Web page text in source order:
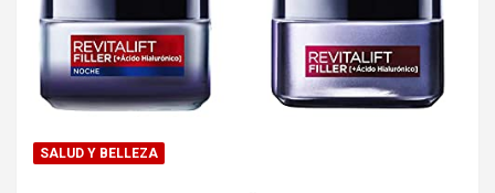
SALUD Y BELLEZA